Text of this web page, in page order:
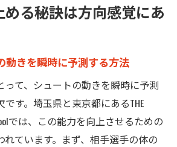
る秘訣は方向感覚にあ
動きを瞬時に予測する方法
って、シュートの動きを瞬時に予測
す。埼玉県と東京都にあるTHE
では、この能力を向上させるための
れています。まず、相手選手の体の